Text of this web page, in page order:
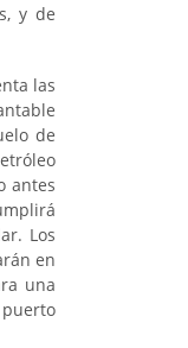
y de
las
de
antes
Los
en
una